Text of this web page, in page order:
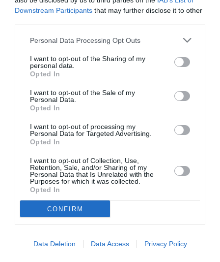
Downstream Participants that may further disclose it to other
Personal Data Processing Opt Outs
I want to opt-out of the Sharing of my
personal data.
Opted In
I want to opt-out of the Sale of my
Personal Data.
Opted In
I want to opt-out of processing my
Personal Data for Targeted Advertising.
Opted In
I want to opt-out of Collection, Use,
Retention, Sale, and/or Sharing of my
Personal Data that Is Unrelated with the
Purposes for which it was collected.
Opted In
CONFIRM
Data Deletion Data Access Privacy Policy
Servono “regole improntate a principi diumanità
presidente italiano, è tra “un’Unione che
affronta i fenomeni cercando di regolarli
un’Europa che subisce gli eventi senza essere
capace di governarli, con il conseguente
aumento degli squilibri interni e della sfiducia
tra i Paesi membri”.
In pieno allarme terrorismo, i valori dell’Europa
potranno riscuotere “ riconoscenza e
ammirazione
prestato a chi è in difficoltà”. Un messaggio
importante, anche per“fiaccare la propaganda